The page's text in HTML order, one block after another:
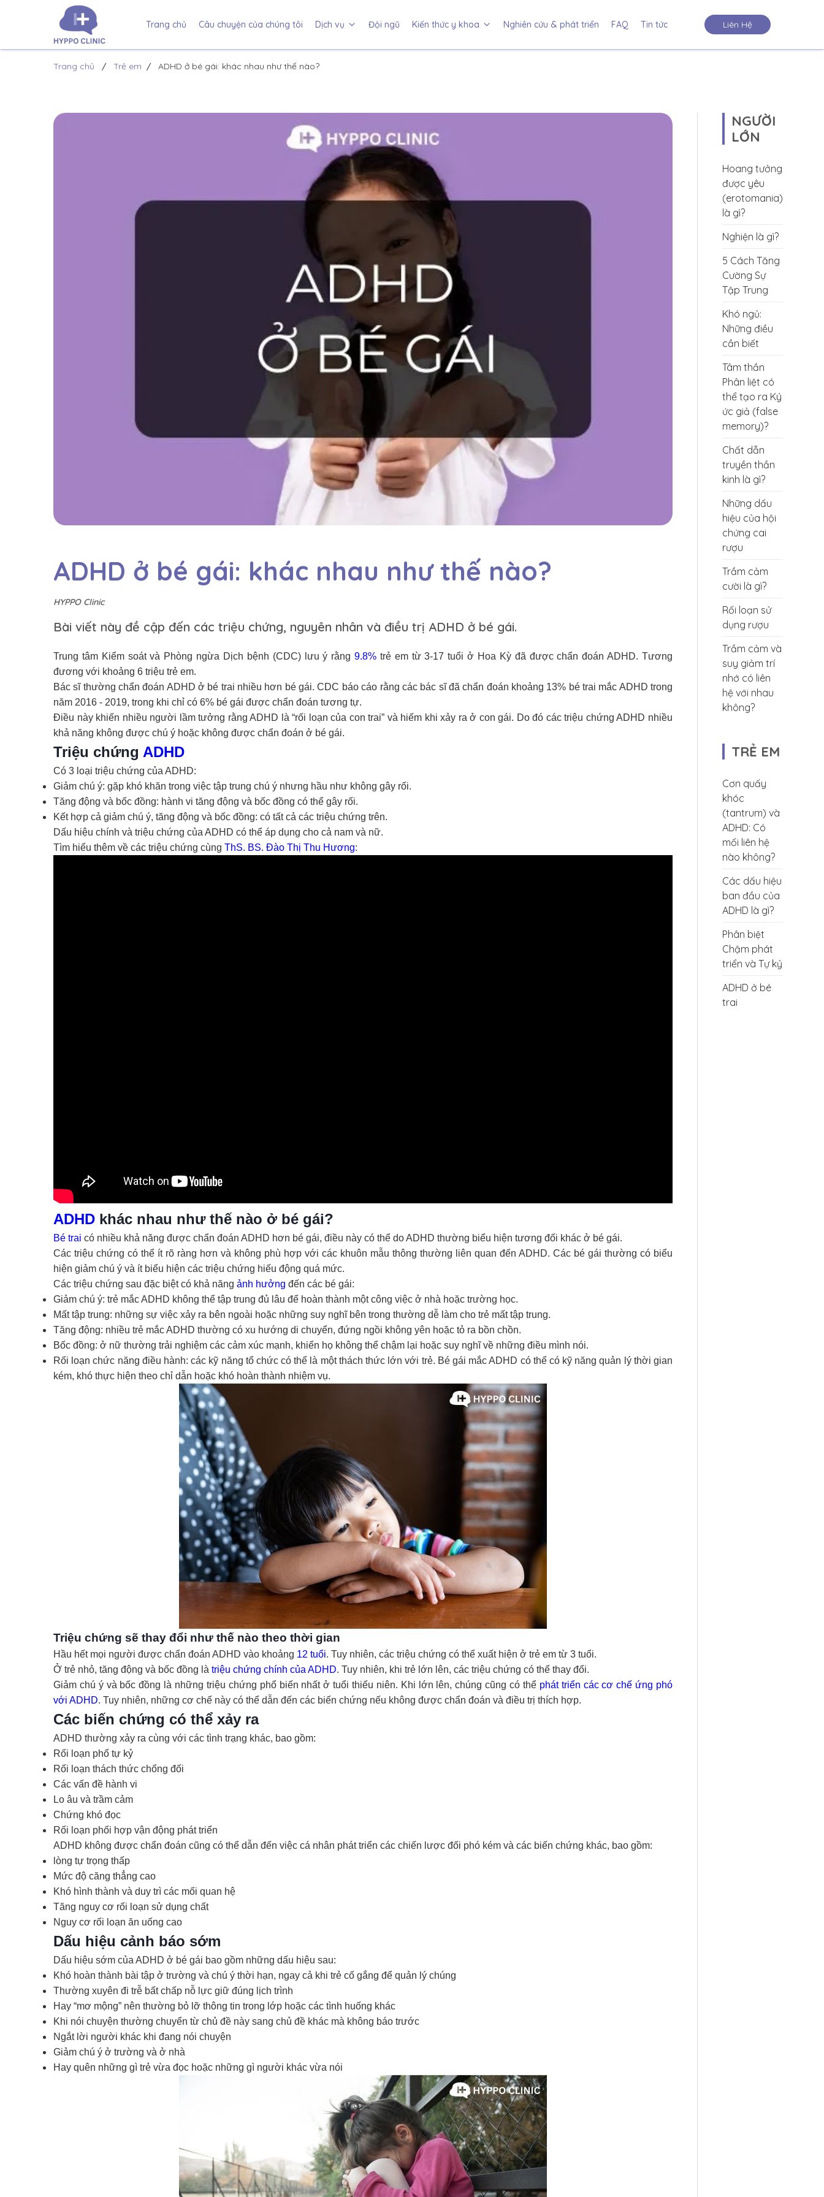
Trang chủ Câu chuyện của chúng tôi Dịch vụ Đội ngũ Kiến thức y khoa Nghiên cứu & phát triển FAQ Tin tức Liên Hệ
Trang chủ Trẻ em ADHD ở bé gái: khác nhau như thế nào?
ADHD ở bé gái: khác nhau như thế nào?
HYPPO Clinic
Bài viết này đề cập đến các triệu chứng, nguyên nhân và điều trị ADHD ở bé gái.
Trung tâm Kiểm soát và Phòng ngừa Dịch bệnh (CDC) lưu ý rằng9.8% trẻ em từ 3-17 tuổi ở Hoa Kỳ đã được chẩn đoán ADHD. Tương
đương với khoảng 6 triệu trẻ em.
Bác sĩ thường chẩn đoán ADHD ở bé trai nhiều hơn bé gái. CDC báo cáo rằng các bác sĩ đã chẩn đoán khoảng 13% bé trai mắc ADHD trong
năm 2016 - 2019, trong khi chỉ có 6% bé gái được chẩn đoán tương tự.
Điều này khiến nhiều người lầm tưởng rằng ADHD là “rối loạn của con trai” và hiếm khi xảy ra ở con gái. Do đó các triệu chứng ADHD nhiều
khả năng không được chú ý hoặc không được chẩn đoán ở bé gái.
Triệu chứng ADHD
Có 3 loại triệu chứng của ADHD:
Giảm chú ý: gặp khó khăn trong việc tập trung chú ý nhưng hầu như không gây rối.
Tăng động và bốc đồng: hành vi tăng động và bốc đồng có thể gây rối.
Kết hợp cả giảm chú ý, tăng động và bốc đồng: có tất cả các triệu chứng trên.
Dấu hiệu chính và triệu chứng của ADHD có thể áp dụng cho cả nam và nữ.
Tìm hiểu thêm về các triệu chứng cùng ThS. BS. Đào Thị Thu Hương:
ADHD khác nhau như thế nào ở bé gái?
Bé trai có nhiều khả năng được chẩn đoán ADHD hơn bé gái, điều này có thể do ADHD thường biểu hiện tương đối khác ở bé gái.
Các triệu chứng có thể ít rõ ràng hơn và không phù hợp với các khuôn mẫu thông thường liên quan đến ADHD. Các bé gái thường có biểu
hiện giảm chú ý và ít biểu hiện các triệu chứng hiếu động quá mức.
Các triệu chứng sau đặc biệt có khả năng ảnh hưởng đến các bé gái:
Giảm chú ý: trẻ mắc ADHD không thể tập trung đủ lâu để hoàn thành một công việc ở nhà hoặc trường học.
Mất tập trung: những sự việc xảy ra bên ngoài hoặc những suy nghĩ bên trong thường dễ làm cho trẻ mất tập trung.
Tăng động: nhiều trẻ mắc ADHD thường có xu hướng di chuyển, đứng ngồi không yên hoặc tỏ ra bồn chồn.
Bốc đồng: ở nữ thường trải nghiệm các cảm xúc mạnh, khiến họ không thể chậm lại hoặc suy nghĩ về những điều mình nói.
Rối loạn chức năng điều hành: các kỹ năng tổ chức có thể là một thách thức lớn với trẻ. Bé gái mắc ADHD có thể có kỹ năng quản lý thời gian
kém, khó thực hiện theo chỉ dẫn hoặc khó hoàn thành nhiệm vụ.
Triệu chứng sẽ thay đổi như thế nào theo thời gian
Hầu hết mọi người được chẩn đoán ADHD vào khoảng 12 tuổi. Tuy nhiên, các triệu chứng có thể xuất hiện ở trẻ em từ 3 tuổi.
Ở trẻ nhỏ, tăng động và bốc đồng là triệu chứng chính của ADHD. Tuy nhiên, khi trẻ lớn lên, các triệu chứng có thể thay đổi.
Giảm chú ý và bốc đồng là những triệu chứng phổ biến nhất ở tuổi thiếu niên. Khi lớn lên, chúng cũng có thể phát triển các cơ chế ứng phó
với ADHD. Tuy nhiên, những cơ chế này có thể dẫn đến các biến chứng nếu không được chẩn đoán và điều trị thích hợp.
Các biến chứng có thể xảy ra
ADHD thường xảy ra cùng với các tình trạng khác, bao gồm:
Rối loạn phổ tự kỷ
Rối loạn thách thức chống đối
Các vấn đề hành vi
Lo âu và trầm cảm
Chứng khó đọc
Rối loạn phối hợp vận động phát triển
ADHD không được chẩn đoán cũng có thể dẫn đến việc cá nhân phát triển các chiến lược đối phó kém và các biến chứng khác, bao gồm:
lòng tự trọng thấp
Mức độ căng thẳng cao
Khó hình thành và duy trì các mối quan hệ
Tăng nguy cơ rối loạn sử dụng chất
Nguy cơ rối loạn ăn uống cao
Dấu hiệu cảnh báo sớm
Dấu hiệu sớm của ADHD ở bé gái bao gồm những dấu hiệu sau:
Khó hoàn thành bài tập ở trường và chú ý thời hạn, ngay cả khi trẻ cố gắng để quản lý chúng
Thường xuyên đi trễ bất chấp nỗ lực giữ đúng lịch trình
Hay “mơ mộng” nên thường bỏ lỡ thông tin trong lớp hoặc các tình huống khác
Khi nói chuyện thường chuyển từ chủ đề này sang chủ đề khác mà không báo trước
Ngắt lời người khác khi đang nói chuyện
Giảm chú ý ở trường và ở nhà
Hay quên những gì trẻ vừa đọc hoặc những gì người khác vừa nói
NGƯỜI
LỚN
Hoang tưởng
được yêu
(erotomania)
là gì?
Nghiện là gì?
5 Cách Tăng
Cường Sự
Tập Trung
Khó ngủ:
Những điều
cần biết
Tâm thần
Phân liệt có
thể tạo ra Ký
ức giả (false
memory)?
Chất dẫn
truyền thần
kinh là gì?
Những dấu
hiệu của hội
chứng cai
rượu
Trầm cảm
cười là gì?
Rối loạn sử
dụng rượu
Trầm cảm và
suy giảm trí
nhớ có liên
hệ với nhau
không?
TRẺ EM
Cơn quấy
khóc
(tantrum) và
ADHD: Có
mối liên hệ
nào không?
Các dấu hiệu
ban đầu của
ADHD là gì?
Phân biệt
Chậm phát
triển và Tự kỷ
ADHD ở bé
trai